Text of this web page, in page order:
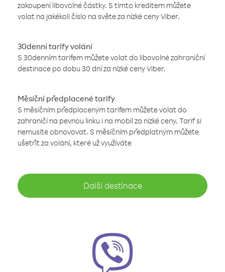
zakoupení libovolné částky. S tímto kreditem můžete
volat na jakékoli číslo na světe za nízké ceny Viber.
30denní tarify volání
S 30denním tarifem můžete volat do libovolné zahraniční
destinace po dobu 30 dní za nízké ceny Viber.
Měsíční předplacené tarify
S měsíčním předplaceným tarifem můžete volat do
zahraničí na pevnou linku i na mobil za nízké ceny. Tarif si
nemusíte obnovovat. S měsíčním předplatným můžete
ušetřit za volání, které už využíváte
Další destinace